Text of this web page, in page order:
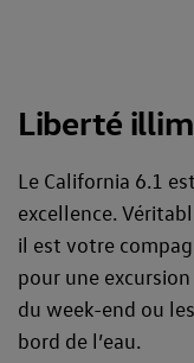
Liberté
Le California 6.1
excellence.
il est votre
pour une
du week-end ou
bord de l’eau.